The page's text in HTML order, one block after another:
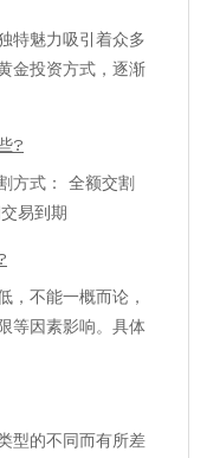
特魅力吸引着众多
金投资方式，逐渐
?
方式： 全额交割
易到期
，不能一概而论，
等因素影响。具体
型的不同而有所差